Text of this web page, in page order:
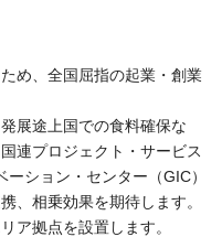
め、全国屈指の起業・創業
展途上国での食料確保な
連プロジェクト・サービス
ション・センター（GIC）
、相乗効果を期待します。
ア拠点を設置します。